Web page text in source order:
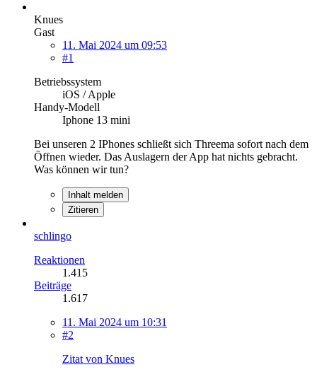
Knues
Gast
11. Mai 2024 um 09:53
#1
Betriebssystem
iOS / Apple
Handy-Modell
Iphone 13 mini
Bei unseren 2 IPhones schließt sich Threema sofort nach dem
Öffnen wieder. Das Auslagern der App hat nichts gebracht.
Was können wir tun?
Inhalt melden
Zitieren
schlingo
Reaktionen
1.415
Beiträge
1.617
11. Mai 2024 um 10:31
#2
Zitat von Knues